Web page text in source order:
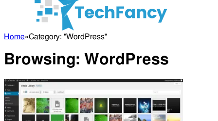
Home»Category: "WordPress"
Browsing: WordPress